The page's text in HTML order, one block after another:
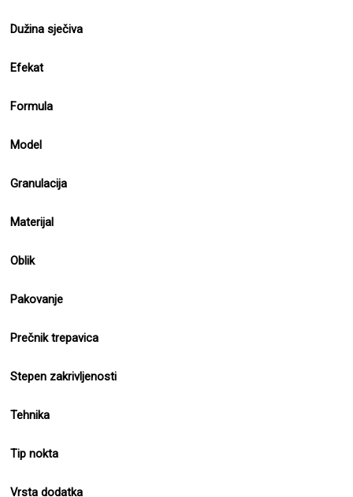
Dužina sječiva
Efekat
Formula
Model
Granulacija
Materijal
Oblik
Pakovanje
Prečnik trepavica
Stepen zakrivljenosti
Tehnika
Tip nokta
Vrsta dodatka